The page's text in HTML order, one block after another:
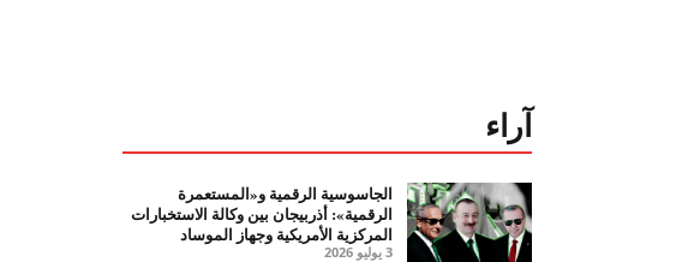
آراء
الجاسوسية الرقمية و«المستعمرة
الرقمية»: أذربيجان بين وكالة الاستخبارات
المركزية الأمريكية وجهاز الموساد
3 يوليو 2026